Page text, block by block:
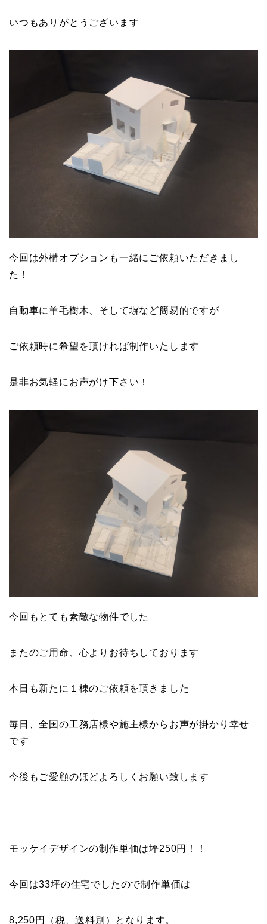
いつもありがとうございます
今回は外構オプションも一緒にご依頼いただきまし
た！
自動車に羊毛樹木、そして塀など簡易的ですが
ご依頼時に希望を頂ければ制作いたします
是非お気軽にお声がけ下さい！
今回もとても素敵な物件でした
またのご用命、心よりお待ちしております
本日も新たに１棟のご依頼を頂きました
毎日、全国の工務店様や施主様からお声が掛かり幸せ
です
今後もご愛顧のほどよろしくお願い致します
モッケイデザインの制作単価は坪250円！！
今回は33坪の住宅でしたので制作単価は
8,250円（税、送料別）となります。